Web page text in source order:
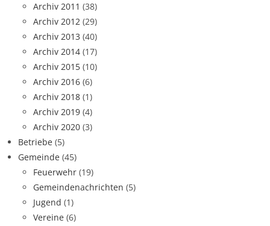
Archiv 2011 (38)
Archiv 2012 (29)
Archiv 2013 (40)
Archiv 2014 (17)
Archiv 2015 (10)
Archiv 2016 (6)
Archiv 2018 (1)
Archiv 2019 (4)
Archiv 2020 (3)
Betriebe (5)
Gemeinde (45)
Feuerwehr (19)
Gemeindenachrichten (5)
Jugend (1)
Vereine (6)